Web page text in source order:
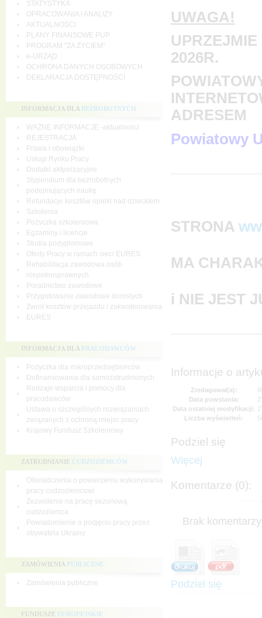
STATYSTYKA
OPRACOWANIA I ANALIZY
AKTUALNOŚCI
PLANY FINANSOWE PUP
PROGRAM "ZA ŻYCIEM"
e-URZĄD
OCHRONA DANYCH OSOBOWYCH
DEKLARACJA DOSTĘPNOŚCI
INFORMACJA DLA BEZROBOTNYCH
WAŻNE INFORMACJE -aktualności
REJESTRACJA
Prawa i obowiązki
Usługi Rynku Pracy
Dodatki aktywizacyjne
Stypendium dla bezrobotnych
podejmujących naukę
Refundacje kosztów opieki nad dzieckiem
Szkolenia
Pożyczka szkoleniowa
Egzaminy i licencje
Studia podyplomowe
Oferty Pracy w ramach sieci EURES
Rehabilitacja zawodowa osób
niepełnosprawnych
Poradnictwo zawodowe
Przygotowanie zawodowe dorosłych
Zwrot kosztów przejazdu i zakwaterowania
EURES
INFORMACJA DLA PRACODAWCÓW
Pożyczka dla mikroprzedsiębiorców
Dofinansowania dla samozatrudnionych
Rodzaje wsparcia i pomocy dla
pracodawców
Ustawa o szczególnych rozwiązaniach
związanych z ochroną miejsc pracy
Krajowy Fundusz Szkoleniowy
ZATRUDNIANIE CUDZOZIEMCÓW
Oświadczenia o powierzeniu wykonywania
pracy cudzoziemcowi
Zezwolenie na pracę sezonową
cudzoziemca
Powiadomienie o podjęciu pracy przez
obywatela Ukrainy
ZAMÓWIENIA PUBLICZNE
Zamówienia publiczne
FUNDUSZE EUROPEJSKIE
UWAGA!
2026R.
ADRESEM
Powiatowy
STRONA
MA
i NIE JEST
Informacje o
Zredagował(a):
Data powstania:
Data ostatniej modyfikacji:
Liczba wyświetleń:
Podziel się
Więcej
Komentarze (0):
Brak
Podziel się